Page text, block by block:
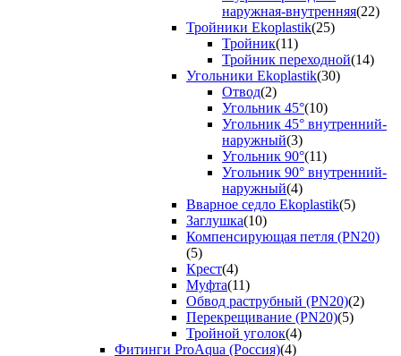
наружная-внутренняя(22)
Тройники Ekoplastik(25)
Тройник(11)
Тройник переходной(14)
Угольники Ekoplastik(30)
Отвод(2)
Угольник 45°(10)
Угольник 45° внутренний-
наружный(3)
Угольник 90°(11)
Угольник 90° внутренний-
наружный(4)
Вварное седло Ekoplastik(5)
Заглушка(10)
Компенсирующая петля (PN20)
(5)
Крест(4)
Муфта(11)
Обвод раструбный (PN20)(2)
Перекрещивание (PN20)(5)
Тройной уголок(4)
Фитинги ProAqua (Россия)(4)